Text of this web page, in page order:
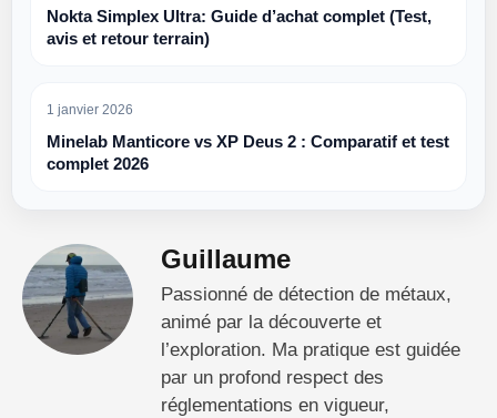
Nokta Simplex Ultra: Guide d’achat complet (Test,
avis et retour terrain)
1 janvier 2026
Minelab Manticore vs XP Deus 2 : Comparatif et test
complet 2026
Guillaume
Passionné de détection de métaux,
animé par la découverte et
l’exploration. Ma pratique est guidée
par un profond respect des
réglementations en vigueur,